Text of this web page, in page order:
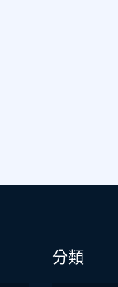
分類